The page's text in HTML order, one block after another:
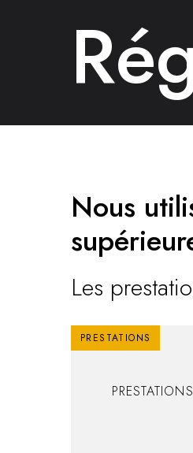
Nous
Les
PRESTATIONS